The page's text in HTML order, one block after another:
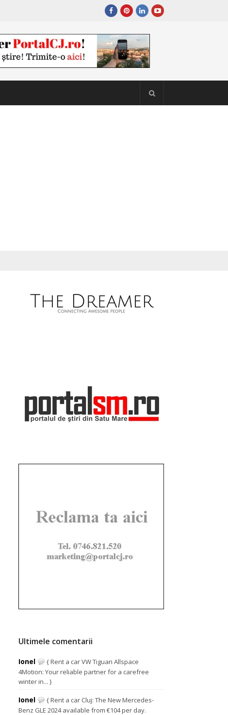
Ultimele comentarii
Ionel
{ Rent a car VW Tiguan Allspace
4Motion: Your reliable partner for a carefree
winter in... }
Ionel
{ Rent a car Cluj: The New Mercedes-
Benz GLE 2024 available from €104 per day.